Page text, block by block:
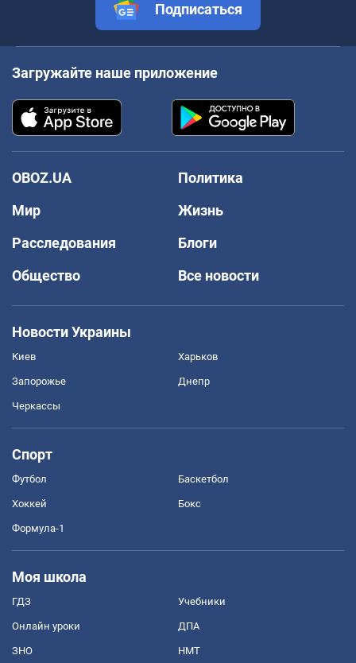
Подписаться
Загружайте наше приложение
OBOZ.UA
Политика
Мир
Жизнь
Расследования
Блоги
Общество
Все новости
Новости Украины
Киев Харьков
Запорожье Днепр
Черкассы
Спорт
Футбол Баскетбол
Хоккей Бокс
Формула-1
Моя школа
ГДЗ Учебники
Онлайн уроки ДПА
ЗНО НМТ